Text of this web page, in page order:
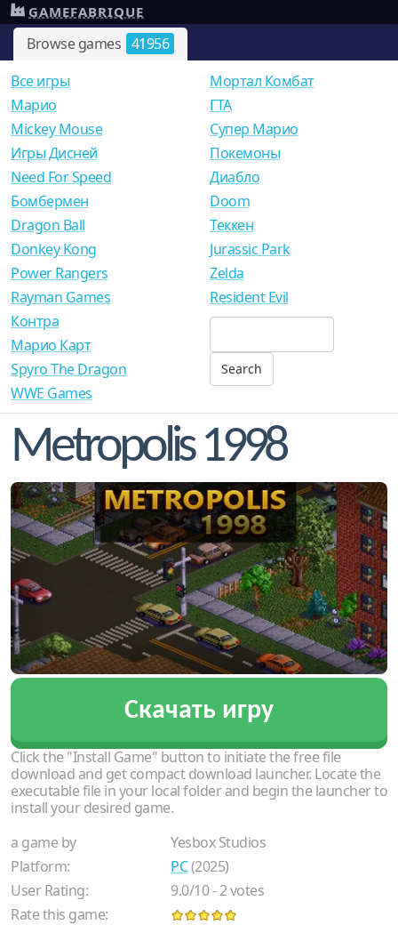
Browse games 41956
GAMEFABRIQUE
Все игры
Mарио
Mickey Mouse
Игры Дисней
Need For Speed
Мортал Комбат
ГТА
Супер Марио
Покемоны
Диабло
Бомбермен
Dragon Ball
Donkey Kong
Power Rangers
Rayman Games
Doom
Теккен
Jurassic Park
Zelda
Resident Evil
Контра
Марио Карт
Spyro The Dragon
WWE Games
Metropolis 1998
Скачать игру
Click the "Install Game" button to initiate the free file
download and get compact download launcher. Locate the
executable file in your local folder and begin the launcher to
install your desired game.
a game by
Yesbox Studios
Platform:
PC(2025)
User Rating:
9.0/10-2votes
Rate this game: